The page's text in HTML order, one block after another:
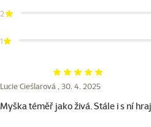
2
1
Hodnocení 100%
Lucie Cieślarová , 30. 4. 2025
Myška téměř jako živá. Stále i s ní